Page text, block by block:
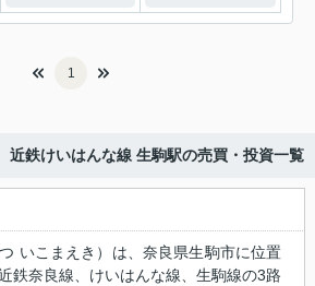
1
近鉄けいはんな線 生駒駅の売買・投資一覧
いこまえき）は、奈良県生駒市に位置
鉄奈良線、けいはんな線、生駒線の3路